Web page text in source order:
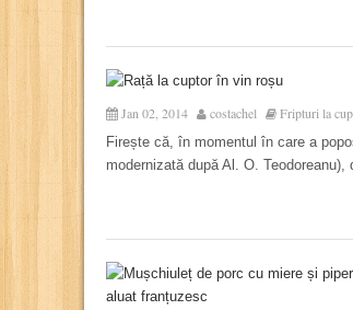
Jan 02, 2014 costachel Fripturi la
Firește că, în momentul în care a
modernizată după Al. O.